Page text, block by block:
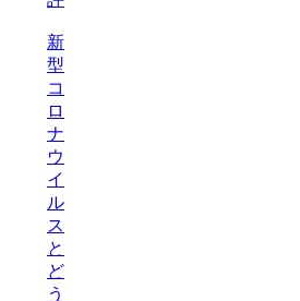
新
型
コ
ロ
ナ
ウ
イ
ル
ス
と
ど
う